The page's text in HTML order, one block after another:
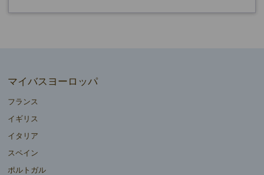
マイバスヨーロッパ
フランス
イギリス
イタリア
スペイン
ポルトガル